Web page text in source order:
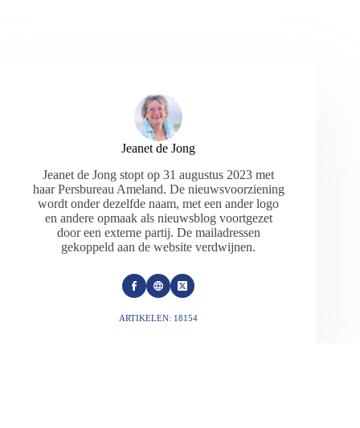
Jeanet de Jong
Jeanet de Jong stopt op 31 augustus 2023 met
haar Persbureau Ameland. De nieuwsvoorziening
wordt onder dezelfde naam, met een ander logo
en andere opmaak als nieuwsblog voortgezet
door een externe partij. De mailadressen
gekoppeld aan de website verdwijnen.
ARTIKELEN: 18154